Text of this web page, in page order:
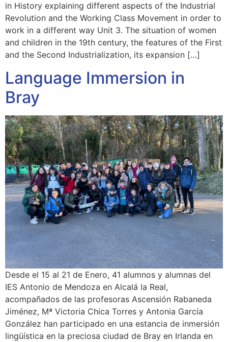
in History explaining different aspects of the Industrial
Revolution and the Working Class Movement in order to
work in a different way Unit 3. The situation of women
and children in the 19th century, the features of the First
and the Second Industrialization, its expansion […]
Language Immersion in
Bray
Desde el 15 al 21 de Enero, 41 alumnos y alumnas del
IES Antonio de Mendoza en Alcalá la Real,
acompañados de las profesoras Ascensión Rabaneda
Jiménez, Mª Victoria Chica Torres y Antonia García
González han participado en una estancia de inmersión
lingüística en la preciosa ciudad de Bray en Irlanda en